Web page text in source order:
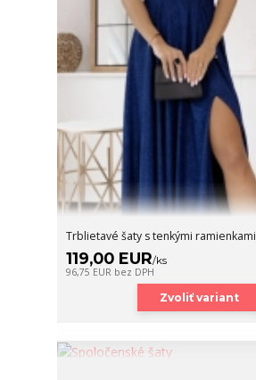
Trblietavé šaty s tenkými ramienkami
119,00 EUR/ks
96,75 EUR bez DPH
Zvoliť variant